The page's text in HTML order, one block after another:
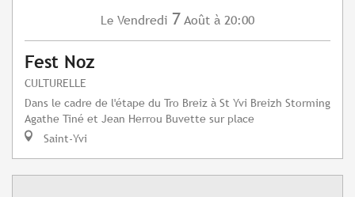
Le Vendredi 7 Août à 20:00
Fest Noz
CULTURELLE
Dans le cadre de l'étape du Tro Breiz à St Yvi Breizh Storming
Agathe Tiné et Jean Herrou Buvette sur place
Saint-Yvi